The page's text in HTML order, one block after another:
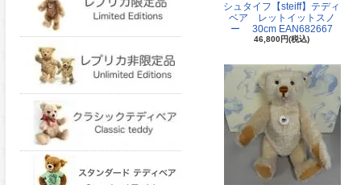
シュタイフ【steiff】テディ
ベア レットイットスノ
ー 30cm EAN682667
46,800円(税込)